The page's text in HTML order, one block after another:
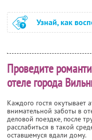
Узнай, как
Проведите
отеле города
Каждого гостя окутывает
внимательной заботы в
деловой поездке, после
расслабиться в такой
оставшемуся вдали дому.